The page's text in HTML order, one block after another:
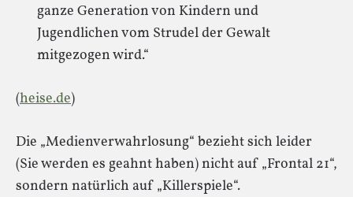
ganze Generation von Kindern und
Jugendlichen vom Strudel der Gewalt
mitgezogen wird.“
(heise.de)
Die „Medienverwahrlosung“ bezieht sich leider
(Sie werden es geahnt haben) nicht auf „Frontal 21“,
sondern natürlich auf „Killerspiele“.